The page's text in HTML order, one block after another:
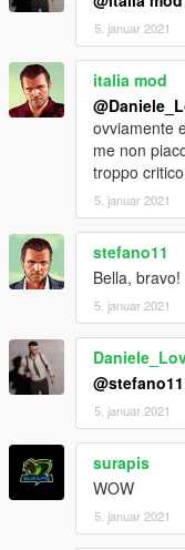
5. januar 2021
italia mod
ovviamente
me non
troppo critico
5. januar 2021
stefano11
Bella, bravo!
5. januar 2021
@stefano11
5. januar 2021
surapis
WOW
5. januar 2021